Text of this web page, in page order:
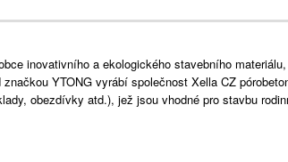
inovativního a ekologického stavebního
značkou YTONG vyrábí společnost Xella CZ
obezdívky atd.), jež jsou vhodné pro stavbu